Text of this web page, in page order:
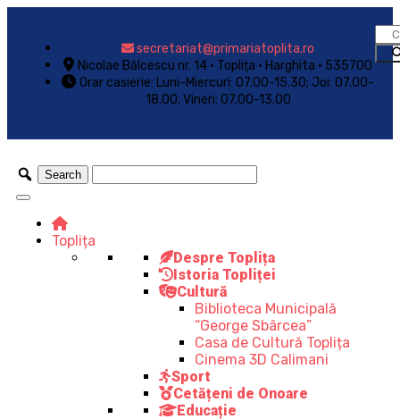
secretariat@primariatoplita.ro
Nicolae Bălcescu nr. 14 • Toplița • Harghita • 535700
Orar casierie: Luni-Miercuri: 07.00-15.30; Joi: 07.00-
18.00; Vineri: 07.00-13.00
Toplița
Despre Toplița
Istoria Topliței
Cultură
Biblioteca Municipală
“George Sbârcea”
Casa de Cultură Toplița
Cinema 3D Calimani
Sport
Cetățeni de Onoare
Educație